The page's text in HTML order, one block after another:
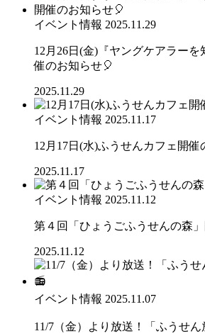
イベント情報 2025.11.29
12月26日(金)『ヤングケアラーを
催のお知らせ🎈
2025.11.29
イベント情報 2025.11.17
12月17日(水)ふうせんカフェ開催
2025.11.17
イベント情報 2025.11.12
第４回「ひょうごふうせんの森
2025.11.12
イベント情報 2025.11.07
11/7（金）より放送！「ふうせ